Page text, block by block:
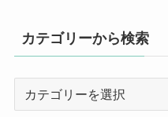
カテゴリーから検索